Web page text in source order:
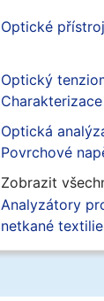
Optické
Optický
Optická
Povrchové
volná energie
Zobrazit
Analyzátory
netkané textilie
Farmacie